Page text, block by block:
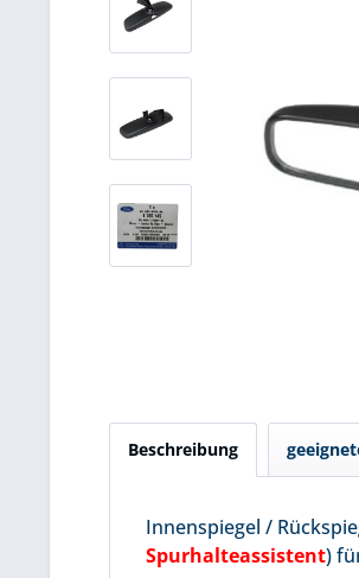
Beschreibung
Innenspiegel /
Spurhalteassistent)